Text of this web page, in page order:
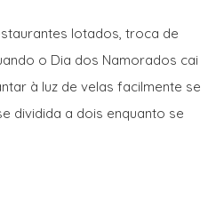
lotados, troca de
o Dia dos Namorados cai
à luz de velas facilmente se
dividida a dois enquanto se